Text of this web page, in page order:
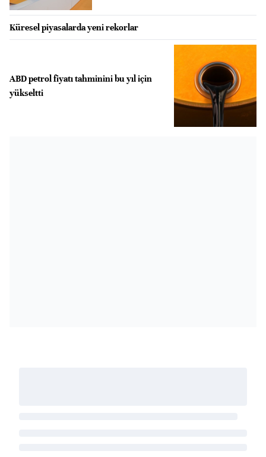
Küresel piyasalarda yeni rekorlar
ABD petrol fiyatı tahminini bu yıl için
yükseltti